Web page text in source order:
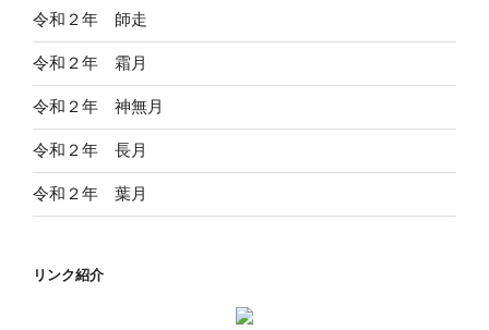
ジ
送
り
令和２年 師走
令和２年 霜月
令和２年 神無月
令和２年 長月
令和２年 葉月
リンク紹介